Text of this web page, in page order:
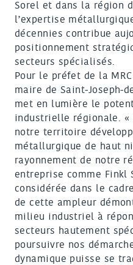
Sorel et dans la région
l’expertise
décennies contribue
positionnement
secteurs spécialisés.
Pour le préfet de la
maire de Saint-Joseph-
met en lumière le
industrielle régionale. «
notre territoire
métallurgique de haut
rayonnement de notre
entreprise comme Finkl
considérée dans le
de cette ampleur
milieu industriel à
secteurs hautement
poursuivre nos
dynamique puisse se